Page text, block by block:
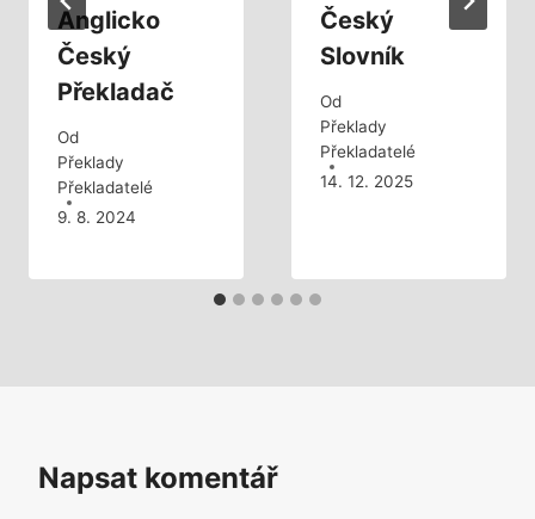
Anglicko
Český
Překladač
Od
Překlady
Překladatelé
9. 8. 2024
Český
Slovník
Od
Překlady
Překladatelé
14. 12. 2025
Napsat komentář